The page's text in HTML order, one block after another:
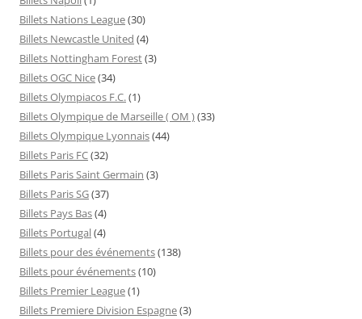
Billets Nations League(30)
Billets Newcastle United (4)
Billets Nottingham Forest(3)
Billets OGC Nice(34)
Billets Olympiacos F.C.(1)
Billets Olympique de Marseille ( OM )(33)
Billets Olympique Lyonnais(44)
Billets Paris FC(32)
Billets Paris Saint Germain (3)
Billets Paris SG(37)
Billets Pays Bas(4)
Billets Portugal(4)
Billets pour des événements(138)
Billets pour événements(10)
Billets Premier League(1)
Billets Premiere Division Espagne(3)